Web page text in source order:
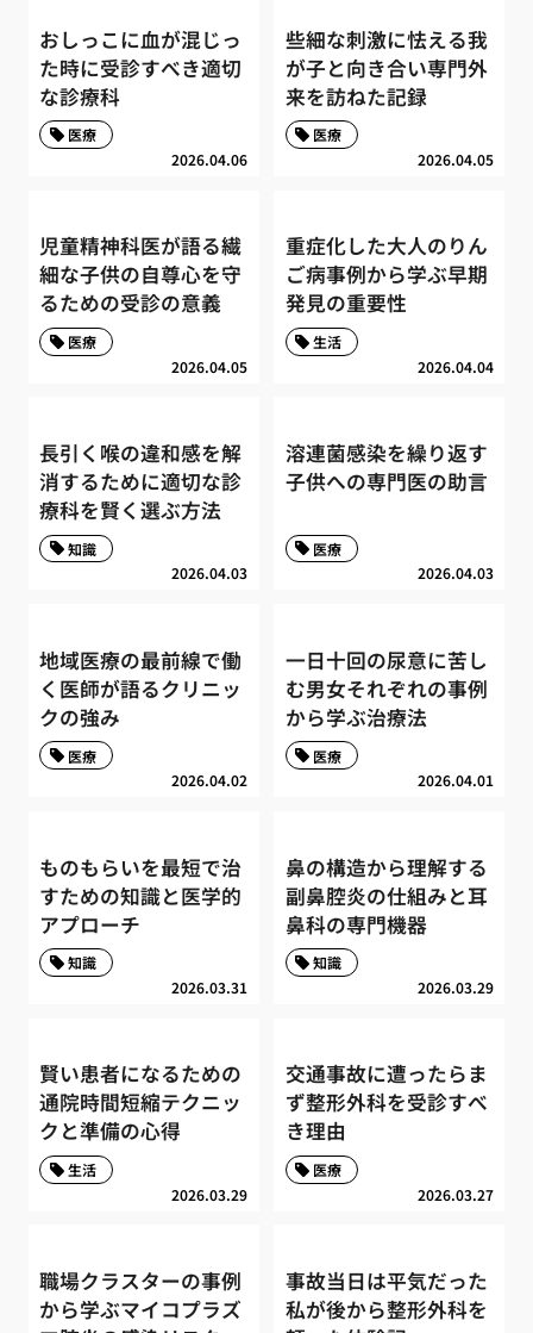
おしっこに血が混じっ
た時に受診すべき適切
な診療科
2026.04.06
医療
些細な刺激に怯える我
が子と向き合い専門外
来を訪ねた記録
2026.04.05
医療
児童精神科医が語る繊
細な子供の自尊心を守
るための受診の意義
2026.04.05
医療
重症化した大人のりん
ご病事例から学ぶ早期
発見の重要性
2026.04.04
生活
長引く喉の違和感を解
消するために適切な診
療科を賢く選ぶ方法
2026.04.03
知識
溶連菌感染を繰り返す
子供への専門医の助言
2026.04.03
医療
地域医療の最前線で働
く医師が語るクリニッ
クの強み
2026.04.02
医療
一日十回の尿意に苦し
む男女それぞれの事例
から学ぶ治療法
2026.04.01
医療
ものもらいを最短で治
すための知識と医学的
アプローチ
2026.03.31
知識
鼻の構造から理解する
副鼻腔炎の仕組みと耳
鼻科の専門機器
2026.03.29
知識
賢い患者になるための
通院時間短縮テクニッ
クと準備の心得
2026.03.29
生活
交通事故に遭ったらま
ず整形外科を受診すべ
き理由
2026.03.27
医療
職場クラスターの事例
から学ぶマイコプラズ
事故当日は平気だった
私が後から整形外科を